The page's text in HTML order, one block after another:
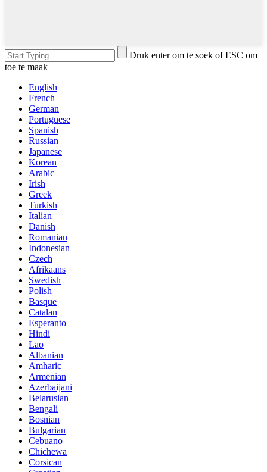
Druk enter om te soek of ESC om
toe te maak
English
French
German
Portuguese
Spanish
Russian
Japanese
Korean
Arabic
Irish
Greek
Turkish
Italian
Danish
Romanian
Indonesian
Czech
Afrikaans
Swedish
Polish
Basque
Catalan
Esperanto
Hindi
Lao
Albanian
Amharic
Armenian
Azerbaijani
Belarusian
Bengali
Bosnian
Bulgarian
Cebuano
Chichewa
Corsican